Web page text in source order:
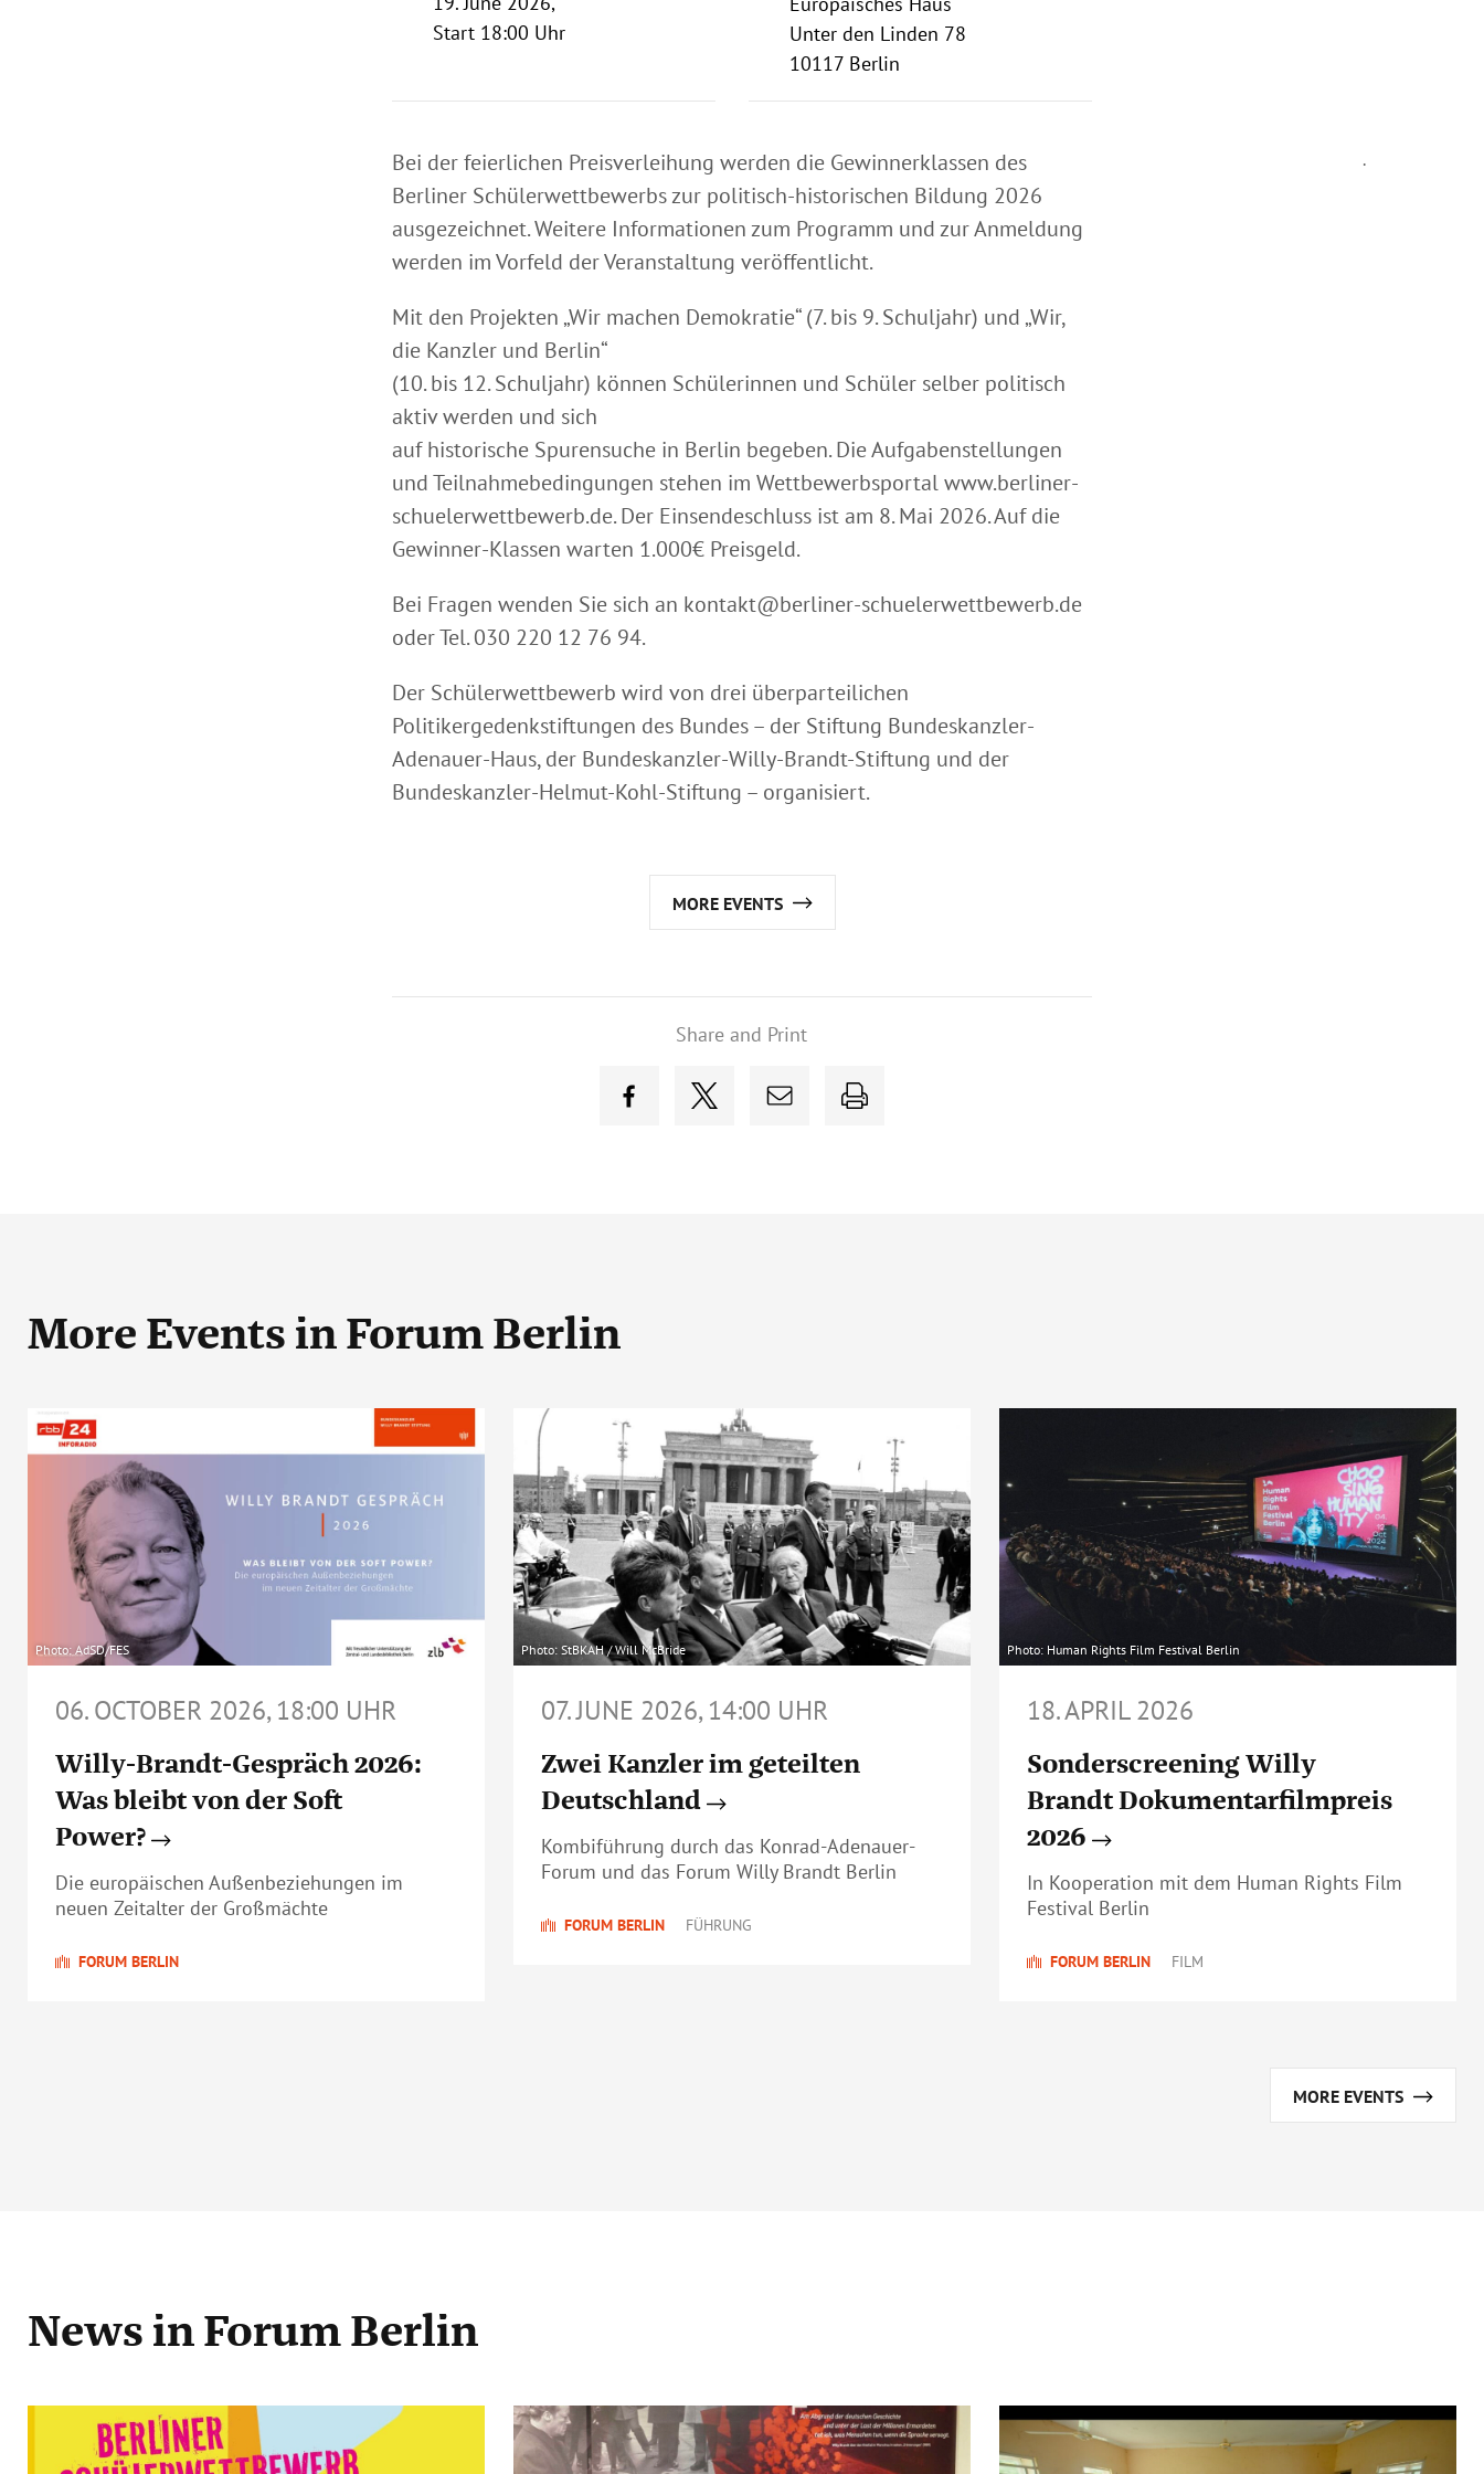
Start 18:00 Uhr
Unter den Linden 78
10117 Berlin
Bei der feierlichen Preisverleihung werden die Gewinnerklassen des
Berliner Schülerwettbewerbs zur politisch-historischen Bildung 2026
ausgezeichnet. Weitere Informationen zum Programm und zur Anmeldung
werden im Vorfeld der Veranstaltung veröffentlicht.
Mit den Projekten „Wir machen Demokratie“ (7. bis 9. Schuljahr) und „Wir,
die Kanzler und Berlin“
(10. bis 12. Schuljahr) können Schülerinnen und Schüler selber politisch
aktiv werden und sich
auf historische Spurensuche in Berlin begeben. Die Aufgabenstellungen
und Teilnahmebedingungen stehen im Wettbewerbsportal www.berliner-
schuelerwettbewerb.de. Der Einsendeschluss ist am 8. Mai 2026. Auf die
Gewinner-Klassen warten 1.000€ Preisgeld.
Bei Fragen wenden Sie sich an kontakt@berliner-schuelerwettbewerb.de
oder Tel. 030 220 12 76 94.
Der Schülerwettbewerb wird von drei überparteilichen
Politikergedenkstiftungen des Bundes – der Stiftung Bundeskanzler-
Adenauer-Haus, der Bundeskanzler-Willy-Brandt-Stiftung und der
Bundeskanzler-Helmut-Kohl-Stiftung – organisiert.
.
MORE EVENTS
Share and Print
More Events in Forum Berlin
Photo: AdSD/FES
06. OCTOBER 2026, 18:00 UHR
Willy-Brandt-Gespräch 2026:
Was bleibt von der Soft
Power?
Die europäischen Außenbeziehungen im
neuen Zeitalter der Großmächte
FORUM BERLIN
Photo: StBKAH / Will McBride
07. JUNE 2026, 14:00 UHR
Zwei Kanzler im geteilten
Deutschland
Kombiführung durch das Konrad-Adenauer-
Forum und das Forum Willy Brandt Berlin
FORUM BERLIN FÜHRUNG
Photo: Human Rights Film Festival Berlin
18. APRIL 2026
Sonderscreening Willy
Brandt Dokumentarfilmpreis
2026
In Kooperation mit dem Human Rights Film
Festival Berlin
FORUM BERLIN FILM
MORE EVENTS
News in Forum Berlin